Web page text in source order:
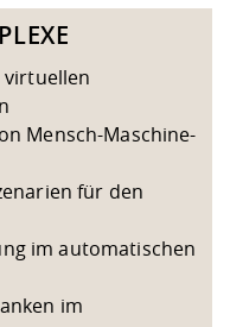
Mensch-Maschine-
für den
im automatischen
im